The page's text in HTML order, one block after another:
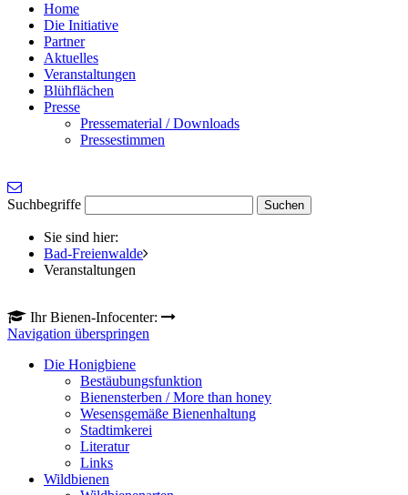
Home
Die Initiative
Partner
Aktuelles
Veranstaltungen
Blühflächen
Presse
Pressematerial / Downloads
Pressestimmen
Suchbegriffe
Sie sind hier:
Bad-Freienwalde
Veranstaltungen
Ihr Bienen-Infocenter:
Navigation überspringen
Die Honigbiene
Bestäubungsfunktion
Bienensterben / More than honey
Wesensgemäße Bienenhaltung
Stadtimkerei
Literatur
Links
Wildbienen